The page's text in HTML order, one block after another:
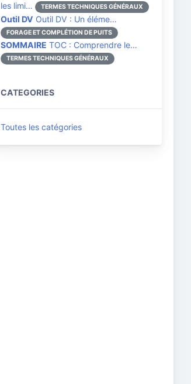
les limi…
TERMES TECHNIQUES GÉNÉRAUX
Outil DV Outil DV : Un éléme…
FORAGE ET COMPLÉTION DE PUITS
SOMMAIRE TOC : Comprendre le…
TERMES TECHNIQUES GÉNÉRAUX
CATEGORIES
Toutes les catégories